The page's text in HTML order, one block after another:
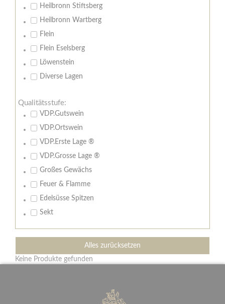
Heilbronn Stiftsberg
Heilbronn Wartberg
Flein
Flein Eselsberg
Löwenstein
Diverse Lagen
Qualitätsstufe:
VDP.Gutswein
VDP.Ortswein
VDP.Erste Lage ®
VDP.Grosse Lage ®
Großes Gewächs
Feuer & Flamme
Edelsüsse Spitzen
Sekt
Alles zurücksetzen
Keine Produkte gefunden